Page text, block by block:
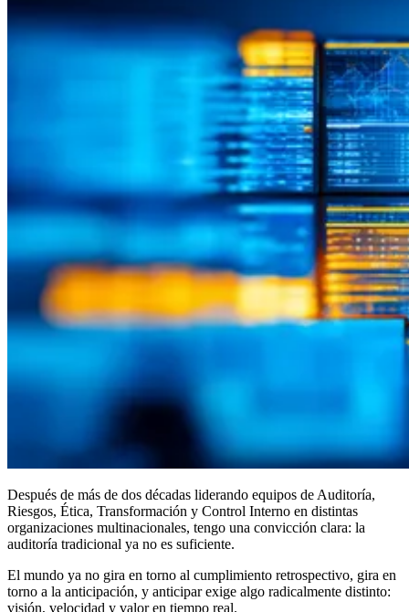
Después de más de dos décadas liderando equipos de Auditoría,
Riesgos, Ética, Transformación y Control Interno en distintas
organizaciones multinacionales, tengo una convicción clara: la
auditoría tradicional ya no es suficiente.
El mundo ya no gira en torno al cumplimiento retrospectivo, gira en
torno a la anticipación, y anticipar exige algo radicalmente distinto:
visión, velocidad y valor en tiempo real.